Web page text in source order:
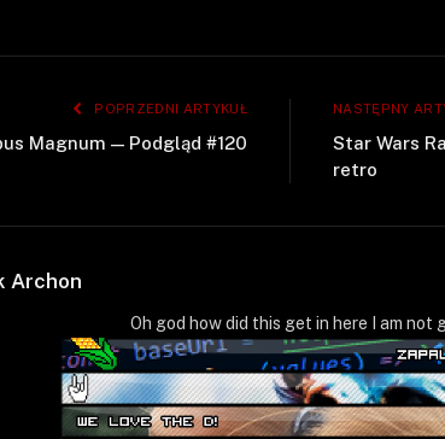
POPRZEDNI ARTYKUŁ
Magnum — Podgląd #120
NASTĘPNY
Star Wars
retro
Archon
Oh god how did this get in here I am not